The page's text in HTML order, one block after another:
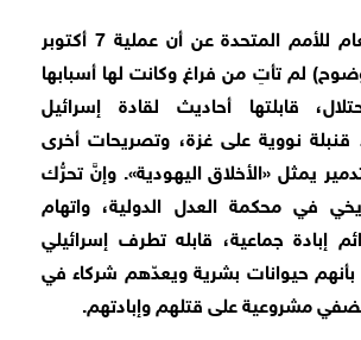
تصريحات الأمين العام للأمم المتحدة عن أن عملية 7 أكتوبر
بوضوح) لم تأتِ من فراغ وكانت لها أسبابها
قابلتها أحاديث لقادة إسرائيل
قنبلة نووية على غزة، وتصريحات أخرى
يمثل «الأخلاق اليهودية». وإنَّ تحرُّك
في محكمة العدل الدولية، واتهام
إبادة جماعية، قابله تطرف إسرائيلي
حيوانات بشرية ويعدّهم شركاء في